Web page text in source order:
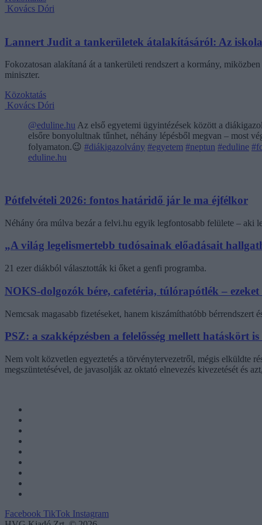
Kovács Dóri
Lannert Judit a tankerületek átalakításáról: Az
Fokozatosan alakítaná át a tankerületi rendszert a kormány,
miniszter.
Közoktatás
Kovács Dóri
@eduline.hu Az első egyetemi ügyintézések között a
elsőre bonyolultnak tűnhet, néhány lépésből megvan – most
folyamaton.😉 #diákigazolvány #egyetem #neptun #eduline
eduline.hu
Pótfelvételi 2026: fontos határidő jár le ma éjfélkor
Néhány óra múlva bezár a felvi.hu egyik legfontosabb felülete – aki
„A világ legelismertebb tudósainak előadásait
21 ezer diákból választották ki őket a genfi programba.
NOKS-dolgozók bére, cafetéria, túlórapótlék –
Nemcsak magasabb fizetéseket, hanem kiszámíthatóbb
PSZ: a szakképzésben a felelősség mellett hatáskört
Nem volt közvetlen egyeztetés a törvénytervezetről, mégis elküldte
megszüntetésével, de javasolják az oktató elnevezés kivezetését és
Facebook TikTok Instagram